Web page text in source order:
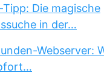
Tipp: Die magische
in der…
Webserver: